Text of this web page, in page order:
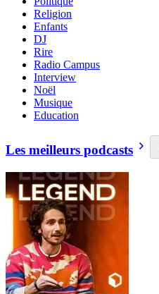
Religion
Enfants
DJ
Rire
Radio Campus
Interview
Noël
Musique
Education
Les meilleurs podcasts